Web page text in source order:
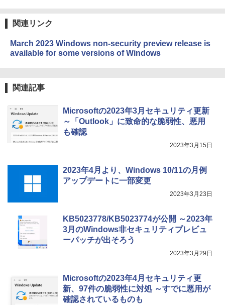
出す プロンプトの言葉 AI画像生成シリー
ズ (はぴーイラストLabo)
ードウェア・市販ソフトウェアのパーフ
ェクトリストと最新エミュレータ紹介
￥1,600
￥31,980
New Amazon Kindle Scribe Colorsoft |
11インチカラーディスプレイ、64GBスト
整、色調調節ライト、プレミアムペン付
き、グラファイト
関連リンク
March 2023 Windows non-security preview release is
available for some versions of Windows
関連記事
Microsoftの2023年3月セキュリティ更新
～「Outlook」に致命的な脆弱性、悪用
も確認
2023年3月15日
2023年4月より、Windows 10/11の月例
アップデートに一部変更
2023年3月23日
KB5023778/KB5023774が公開 ～2023年
3月のWindows非セキュリティプレビュ
ーパッチが出そろう
2023年3月29日
Microsoftの2023年4月セキュリティ更
新、97件の脆弱性に対処 ～すでに悪用が
確認されているものも